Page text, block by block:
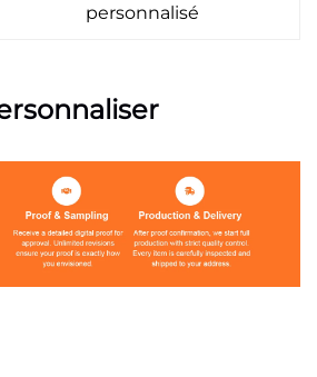
personnalisé